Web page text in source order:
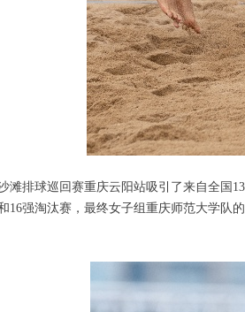
排球巡回赛重庆云阳站吸引了来自全国
16强淘汰赛，最终女子组重庆师范大学队